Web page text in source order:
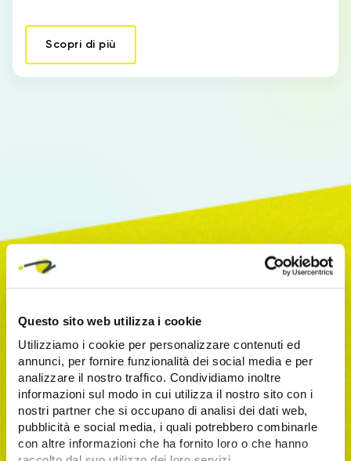
Questo sito web utilizza i cookie
Utilizziamo i cookie per personalizzare contenuti ed
annunci, per fornire funzionalità dei social media e per
analizzare il nostro traffico. Condividiamo inoltre
informazioni sul modo in cui utilizza il nostro sito con i
nostri partner che si occupano di analisi dei dati web,
pubblicità e social media, i quali potrebbero combinarle
con altre informazioni che ha fornito loro o che hanno
Scopri di più
Richiedi una consulenza
Vuoi parlare con un'azienda con oltre 15 anni di
esperienza? Prendi un appuntamento compilando la
form.